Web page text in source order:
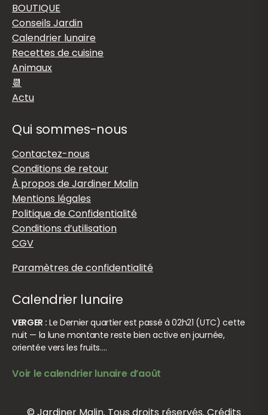
BOUTIQUE
Conseils Jardin
Calendrier lunaire
Recettes de cuisine
Animaux
📆
Actu
Qui sommes-nous
Contactez-nous
Conditions de retour
À propos de Jardiner Malin
Mentions légales
Politique de Confidentialité
Conditions d’utilisation
CGV
Paramètres de confidentialité
Calendrier lunaire
VERGER : Le Dernier quartier est passé à 02h21 (UTC) cette
nuit — la lune montante reste bien active en journée,
orientée vers les fruits.…
Voir le calendrier lunaire d’août
© Jardiner Malin. Tous droits réservés. Crédits